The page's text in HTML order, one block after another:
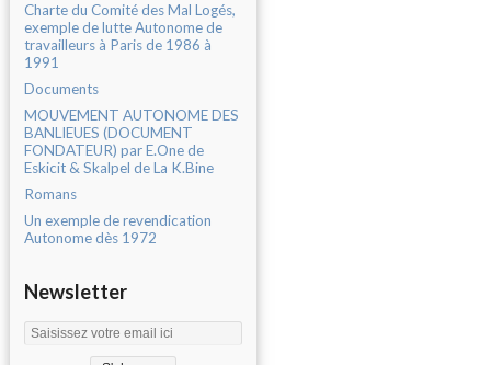
Charte du Comité des Mal Logés,
exemple de lutte Autonome de
travailleurs à Paris de 1986 à
1991
Documents
MOUVEMENT AUTONOME DES
BANLIEUES (DOCUMENT
FONDATEUR) par E.One de
Eskicit & Skalpel de La K.Bine
Romans
Un exemple de revendication
Autonome dès 1972
Newsletter